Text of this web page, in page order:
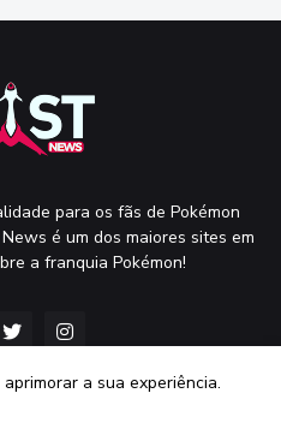
para os fãs de Pokémon
é um dos maiores sites em
a franquia Pokémon!
a sua experiência.